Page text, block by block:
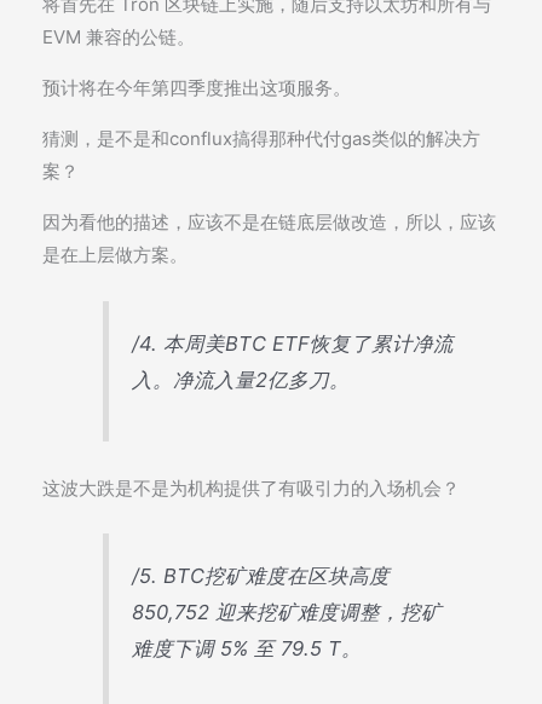
EVM 兼容的公链。
预计将在今年第四季度推出这项服务。
猜测，是不是和conflux搞得那种代付gas类似的解决方
案？
因为看他的描述，应该不是在链底层做改造，所以，应该
是在上层做方案。
/4. 本周美BTC ETF恢复了累计净流
入。净流入量2亿多刀。
这波大跌是不是为机构提供了有吸引力的入场机会？
/5. BTC挖矿难度在区块高度
850,752 迎来挖矿难度调整，挖矿
难度下调 5% 至 79.5 T。